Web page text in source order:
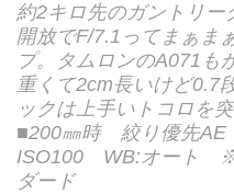
約2キロ先のガントリ
開放でF/7.1ってまぁま
プ。タムロンのA071も
重くて2cm長いけど0.7
ックは上手いトコロを
■200㎜時 絞り優先
ISO100 WB:オート ※
ダード